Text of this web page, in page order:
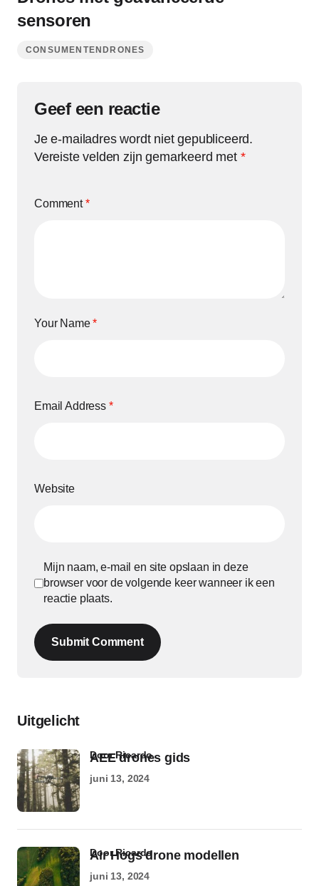
sensoren
CONSUMENTENDRONES
Geef een reactie
Je e-mailadres wordt niet gepubliceerd.
Vereiste velden zijn gemarkeerd met *
Comment*
Your Name*
Email Address *
Website
Mijn naam, e-mail en site opslaan in deze
browser voor de volgende keer wanneer ik een
reactie plaats.
Submit Comment
Uitgelicht
AEE drones gids
door Ricardo
juni 13, 2024
Air Hogs drone modellen
door Ricardo
juni 13, 2024